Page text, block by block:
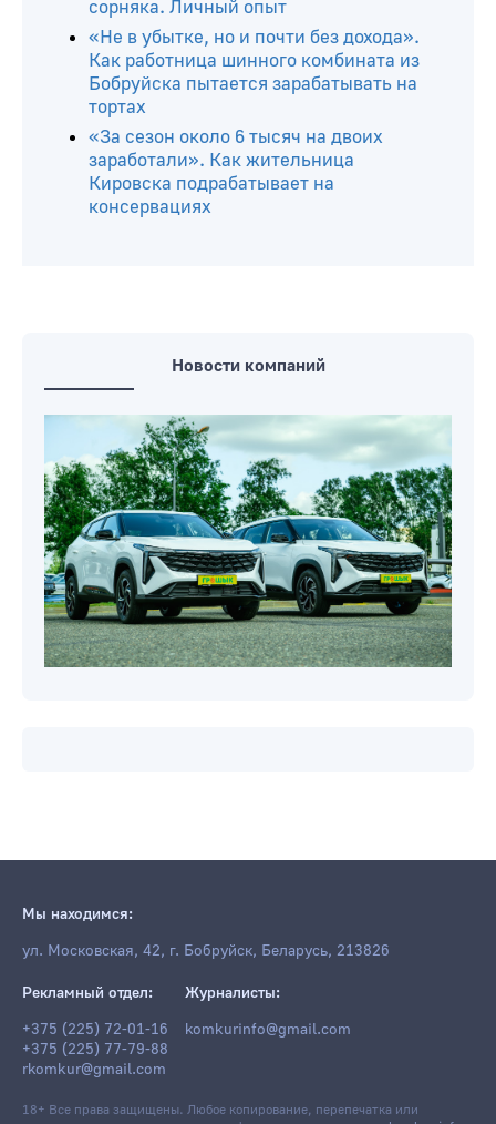
сорняка. Личный опыт
«Не в убытке, но и почти без дохода».
Как работница шинного комбината из
Бобруйска пытается зарабатывать на
тортах
«За сезон около 6 тысяч на двоих
заработали». Как жительница
Кировска подрабатывает на
консервациях
Новости компаний
Мы находимся:
ул. Московская, 42, г. Бобруйск, Беларусь, 213826
Рекламный отдел:
+375 (225) 72-01-16
+375 (225) 77-79-88
rkomkur@gmail.com
Журналисты:
komkurinfo@gmail.com
18+ Все права защищены. Любое копирование, перепечатка или